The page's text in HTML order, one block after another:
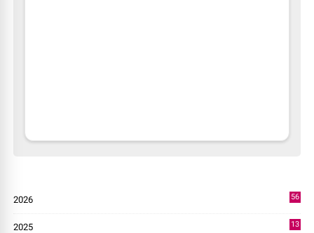
2026
56
2025
13